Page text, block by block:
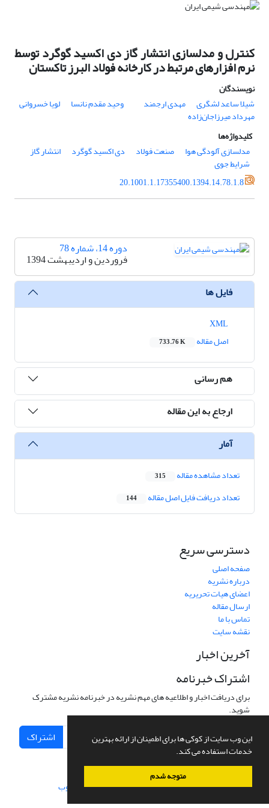
این وب سایت از کوکی ها برای اطمینان از ارائه بهترین
خدمات استفاده می کند.
متوجه شدم
کنترل و مدلسازی انتشار گاز دی اکسید گوگرد توسط
نرم افزارهای مرتبط در کارخانه فولاد البرز تاکستان
نویسندگان
شیلا ساعد لشگری
مهدی ارجمند وحید مقدم نانسا لویا خسروانی
مهرداد میرزاجان‌زاده
کلیدواژه‌ها
مدلسازی آلودگی هوا
صنعت فولاد دی اکسید گوگرد انتشار گاز
شرایط جوی
20.1001.1.17355400.1394.14.78.1.8
دوره 14، شماره 78
فروردین و اردیبهشت 1394
فایل ها
اصل مقاله
733.76 K
هم رسانی
ارجاع به این مقاله
آمار
تعداد مشاهده مقاله 315
تعداد دریافت فایل اصل مقاله 144
دسترسی سریع
صفحه اصلی
درباره نشریه
اعضای هیات تحریریه
ارسال مقاله
تماس با ما
نقشه سایت
آخرین اخبار
اشتراک خبرنامه
برای دریافت اخبار و اطلاعیه های مهم نشریه در خبرنامه نشریه مشترک
شوید.
اشتراک
سامانه مدیریت نشریات علمی.طراحی و پیاده سازی از سیناوب